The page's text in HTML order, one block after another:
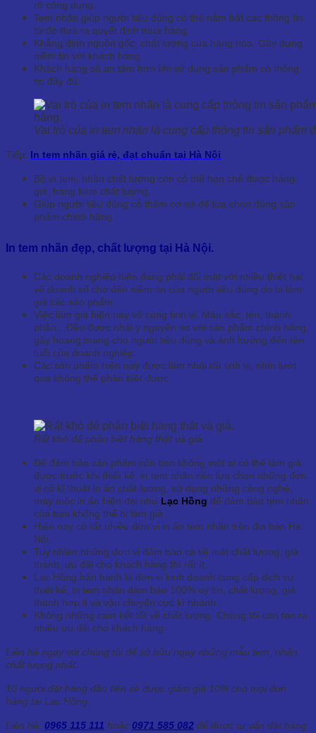
rõ công dụng.
Tem nhãn giúp người tiêu dùng có thể nắm bắt các thông tin,
từ đó đưa ra quyết định mua hàng.
Khẳng định nguồn gốc, chất lượng của hàng hóa. Gây dựng
niềm tin với khách hàng.
Khách hàng sẽ an tâm hơn khi sử dụng sản phẩm có thông
tin đầy đủ.
Vai trò của in tem nhãn là cung cấp thông tin sản phẩm
Tiếp: In tem nhãn giá rẻ, đạt chuẩn tại Hà Nội
Bộ in tem, nhãn chất lượng còn có thể hạn chế được hàng
giả, hàng kém chất lượng.
Giúp người tiêu dùng có thêm cơ sở để lựa chọn đúng sản
phẩm chính hãng.
In tem nhãn đẹp, chất lượng tại Hà Nội.
Các doanh nghiệp hiện đang phải đối mặt với nhiều thiệt hại
về doanh số cho đến niềm tin của người tiêu dùng do bị làm
giả các sản phẩm.
Việc làm giả hiện nay vô cùng tinh vi. Màu sắc, tên, thành
phần…Đều được nhái y nguyên so với sản phẩm chính hãng,
gây hoang mang cho người tiêu dùng và ảnh hưởng đến tên
tuổi của doanh nghiệp.
Các sản phẩm hiện nay được làm nhái rất tinh vi, nhìn lướt
qua không thể phân biệt được.
Rất khó để phân biệt hàng thật và giả.
Để đảm bảo sản phẩm của bạn không một ai có thể làm giả
được trước khi thiết kế, in tem nhãn nên lựa chọn những đơn
vị có kĩ thuật in ấn chất lượng, sử dụng những công nghệ,
máy móc in ấn hiện đại như Lạc Hồng để đảm bảo tem nhãn
của bạn không thể bị làm giả.
Hiện nay có rất nhiều đơn vị in ấn tem nhãn trên địa bàn Hà
Nội.
Tuy nhiên những đơn vị đảm bảo cả về mặt chất lượng, giá
thành, ưu đãi cho khách hàng thì rất ít.
Lạc Hồng hân hạnh là đơn vị kinh doanh cung cấp dịch vụ
thiết kế, in tem nhãn đảm bảo 100% uy tín, chất lượng, giá
thành hợp lí và vận chuyển cực kì nhanh.
Không những cam kết tốt về chất lượng. Chúng tôi còn tạo ra
nhiều ưu đãi cho khách hàng.
Liên hệ ngay với chúng tôi để sở hữu ngay những mẫu tem, nhãn
chất lượng nhất.
10 người đặt hàng đầu tiên sẽ được giảm giá 10% cho mọi đơn
hàng tại Lạc Hồng.
Liên hệ: 0965 115 111 hoặc 0971 585 082 để được tư vấn đặt hàng